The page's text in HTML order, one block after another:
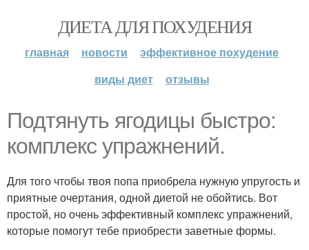
ДИЕТА ДЛЯ ПОХУДЕНИЯ
главная новости
эффективное похудение
виды диет
отзывы
Подтянуть ягодицы быстро:
комплекс упражнений.
Для того чтобы твоя попа приобрела нужную упругость и
приятные очертания, одной диетой не обойтись. Вот
простой, но очень эффективный комплекс упражнений,
которые помогут тебе приобрести заветные формы.